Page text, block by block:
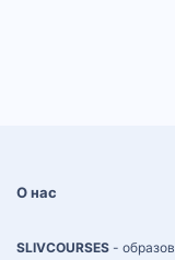
О нас
SLIVCOURSES -